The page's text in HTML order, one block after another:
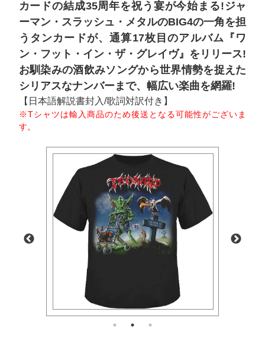
カードの結成35周年を祝う宴が今始まる!ジャ
ーマン・スラッシュ・メタルのBIG4の一角を担
うタンカードが、通算17枚目のアルバム『ワ
ン・フット・イン・ザ・グレイヴ』をリリース!
お馴染みの酒飲みソングから世界情勢を捉えた
シリアスなナンバーまで、幅広い楽曲を網羅!
【日本語解説書封入/歌詞対訳付き】
※Tシャツは輸入商品のため後送となる可能性がございま
す。